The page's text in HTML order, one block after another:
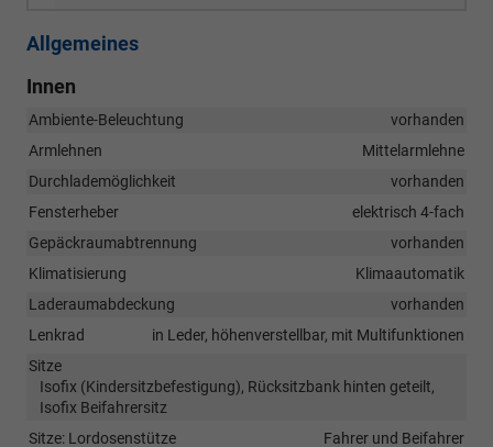
Allgemeines
Innen
Ambiente-Beleuchtung
vorhanden
Armlehnen
Mittelarmlehne
Durchlademöglichkeit
vorhanden
Fensterheber
elektrisch 4-fach
Gepäckraumabtrennung
vorhanden
Klimatisierung
Klimaautomatik
Laderaumabdeckung
vorhanden
Lenkrad
in Leder, höhenverstellbar, mit Multifunktionen
Sitze
Isofix (Kindersitzbefestigung), Rücksitzbank hinten geteilt,
Isofix Beifahrersitz
Sitze: Lordosenstütze
Fahrer und Beifahrer